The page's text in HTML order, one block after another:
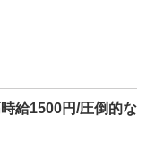
給1500円/圧倒的な